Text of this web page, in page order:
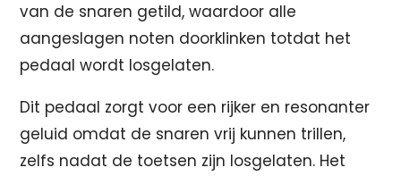
van de snaren getild, waardoor alle
aangeslagen noten doorklinken totdat het
pedaal wordt losgelaten.
Dit pedaal zorgt voor een rijker en resonanter
geluid omdat de snaren vrij kunnen trillen,
zelfs nadat de toetsen zijn losgelaten. Het